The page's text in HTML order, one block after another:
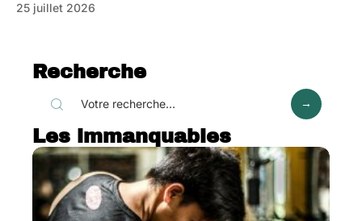
25 juillet 2026
Recherche
Les immanquables